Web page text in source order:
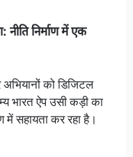
निर्माण में एक
को डिजिटल
भारत ऐप उसी कड़ी का
में सहायता कर रहा है।